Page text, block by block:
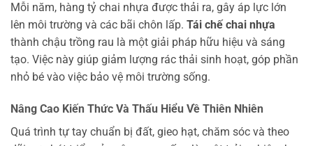
Mỗi năm, hàng tỷ chai nhựa được thải ra, gây áp lực lớn
lên môi trường và các bãi chôn lấp. Tái chế chai nhựa
thành chậu trồng rau là một giải pháp hữu hiệu và sáng
tạo. Việc này giúp giảm lượng rác thải sinh hoạt, góp phần
nhỏ bé vào việc bảo vệ môi trường sống.
Nâng Cao Kiến Thức Và Thấu Hiểu Về Thiên Nhiên
Quá trình tự tay chuẩn bị đất, gieo hạt, chăm sóc và theo